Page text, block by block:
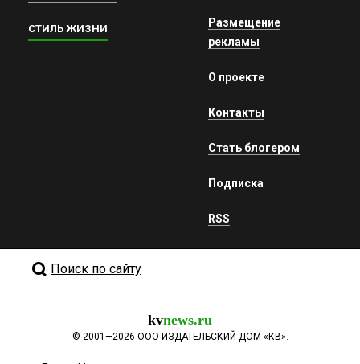
СТИЛЬ ЖИЗНИ
Размещение
рекламы
О проекте
Контакты
Стать блогером
Подписка
RSS
Поиск по сайту
kvnews.ru
© 2001—2026 ООО ИЗДАТЕЛЬСКИЙ ДОМ «КВ».